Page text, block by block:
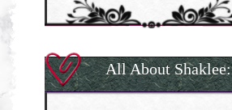
All About Shaklee: